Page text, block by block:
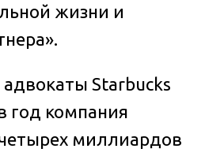
жизни и
Starbucks
год компания
миллиардов